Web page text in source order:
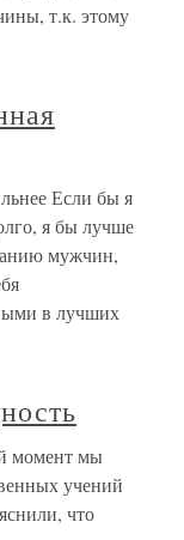
т.к. этому
Если бы я
я бы лучше
мужчин,
в лучших
момент мы
учений
что